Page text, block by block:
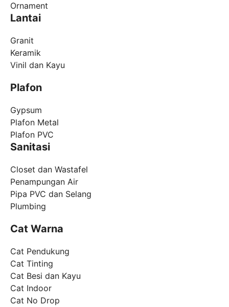
Ornament
Lantai
Granit
Keramik
Vinil dan Kayu
Plafon
Gypsum
Plafon Metal
Plafon PVC
Sanitasi
Closet dan Wastafel
Penampungan Air
Pipa PVC dan Selang
Plumbing
Cat Warna
Cat Pendukung
Cat Tinting
Cat Besi dan Kayu
Cat Indoor
Cat No Drop